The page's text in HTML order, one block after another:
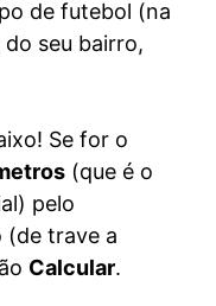
de futebol (na
seu bairro,
Se for o
(que é o
pelo
(de trave a
Calcular.